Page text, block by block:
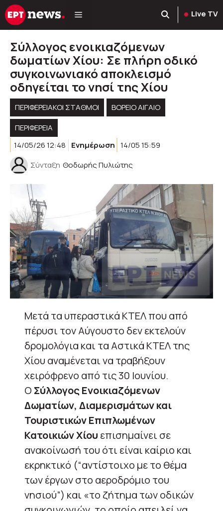
Μετάβαση
σε
Live TV
Σύλλογος ενοικιαζόμενων
δωματίων Χίου: Σε πλήρη οδικό
συγκοινωνιακό αποκλεισμό
οδηγείται το νησί της Χίου
ΠΕΡΙΦΕΡΕΙΑΚΟΊ ΣΤΑΘΜΟΊ
ΒΟΡΕΙΟ ΑΙΓΑΙΟ
ΠΕΡΙΦΈΡΕΙΑ
14/05/26 12:48
Ενημέρωση 14/05 15:59
Σύνταξη Θοδωρής Πυλιώτης
Μετά τα υπεραστικά ΚΤΕΛ που από
πέρυσι τον Αύγουστο δεν εκτελούν
δρομολόγια και τα Αστικά ΚΤΕΛ της
Χίου αναμένεται να τραβήξουν
χειρόφρενο από τις 30 Ιουνίου.
Ο Σύλλογος Ενοικιαζόμενων
Δωματίων, Διαμερισμάτων και
Τουριστικών Επιπλωμένων
Κατοικιών Χίου επισημαίνει σε
ανακοίνωσή του ότι είναι καίριο και
εκρηκτικό (“αντίστοιχο με το θέμα
των έργων στο αεροδρόμιο του
νησιού”) και «το ζήτημα των οδικών